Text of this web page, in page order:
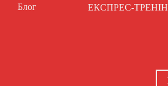
Блог ЕКСПРЕС-